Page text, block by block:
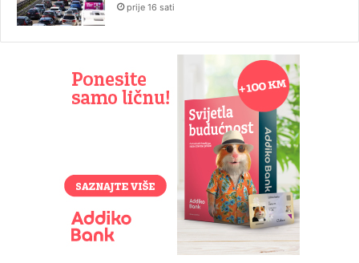
prije 16 sati